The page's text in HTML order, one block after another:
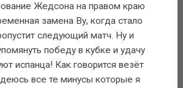
Жедсона на правом краю
замена Ву, когда стало
следующий матч. Ну и
победу в кубке и удачу
испанца! Как говорится везёт
все те минусы которые я